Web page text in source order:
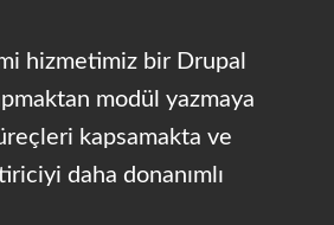
hizmetimiz bir Drupal
modül yazmaya
kapsamakta ve
daha donanımlı